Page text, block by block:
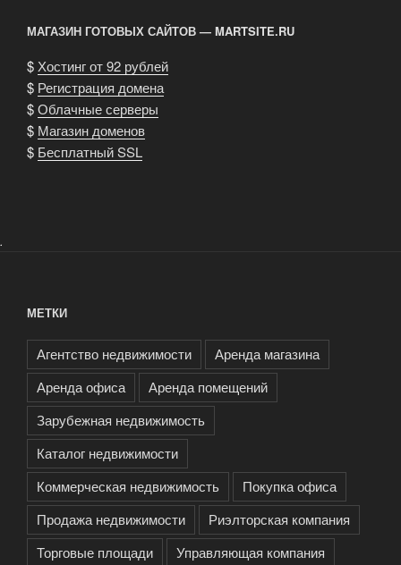
МАГАЗИН ГОТОВЫХ САЙТОВ — MARTSITE.RU
$ Хостинг от 92 рублей
$ Регистрация домена
$Облачные серверы
$ Магазин доменов
$ Бесплатный SSL
.
МЕТКИ
Агентство недвижимости
Аренда магазина
Аренда офиса
Аренда помещений
Зарубежная недвижимость
Каталог недвижимости
Коммерческая недвижимость
Покупка офиса
Продажа недвижимости
Риэлторская компания
Торговые площади
Управляющая компания